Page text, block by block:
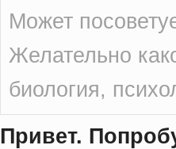
Может
Желательно
биология,
Привет.